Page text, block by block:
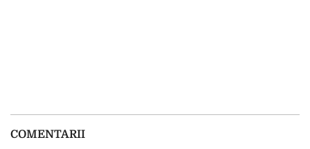
COMENTARII